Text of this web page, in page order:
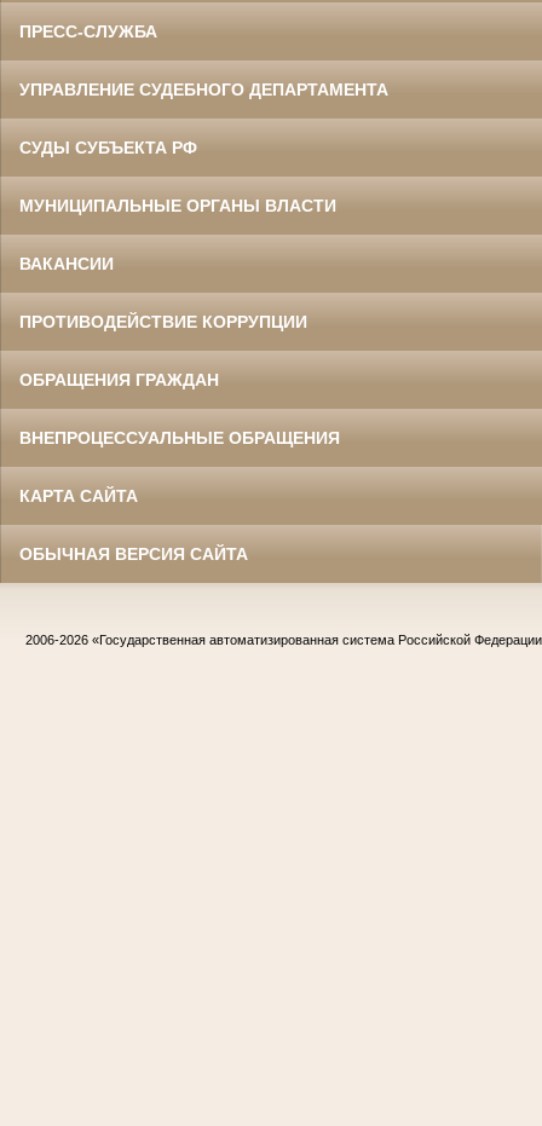
ПРЕСС-СЛУЖБА
УПРАВЛЕНИЕ СУДЕБНОГО ДЕПАРТАМЕНТА
СУДЫ СУБЪЕКТА РФ
МУНИЦИПАЛЬНЫЕ ОРГАНЫ ВЛАСТИ
ВАКАНСИИ
ПРОТИВОДЕЙСТВИЕ КОРРУПЦИИ
ОБРАЩЕНИЯ ГРАЖДАН
ВНЕПРОЦЕССУАЛЬНЫЕ ОБРАЩЕНИЯ
КАРТА САЙТА
ОБЫЧНАЯ ВЕРСИЯ САЙТА
2006-2026 «Государственная автоматизированная система Российской